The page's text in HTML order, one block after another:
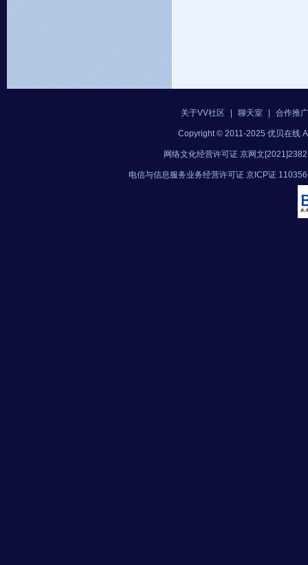
关于VV社区 聊天室 合作推广
Copyright © 2011-2025 优贝在线
网络文化经营许可证 京网文
电信与信息服务业务经营许可证 京ICP证